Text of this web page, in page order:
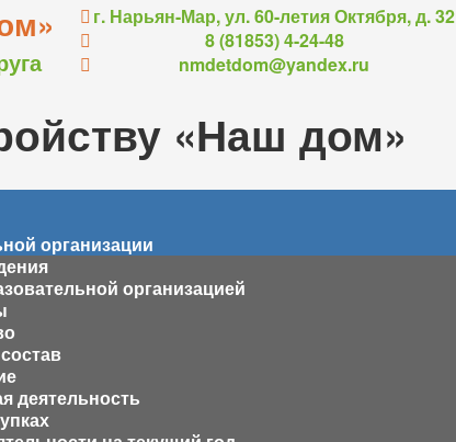
г. Нарьян-Мар, ул. 60-летия Октября, д. 32
8 (81853) 4-24-48
nmdetdom@yandex.ru
«Наш дом»
организации
организацией
деятельность